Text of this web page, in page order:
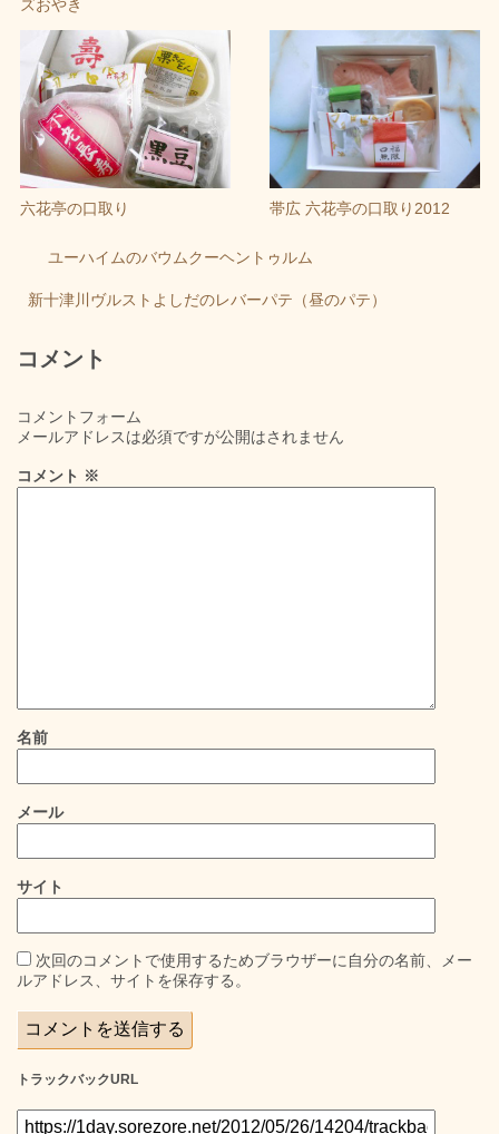
ズおやき
六花亭の口取り 帯広 六花亭の口取り2012
ユーハイムのバウムクーヘントゥルム
新十津川ヴルストよしだのレバーパテ（昼のパテ）
コメント
コメントフォーム
メールアドレスは必須ですが公開はされません
コメント ※
名前
メール
サイト
次回のコメントで使用するためブラウザーに自分の名前、メー
ルアドレス、サイトを保存する。
トラックバックURL